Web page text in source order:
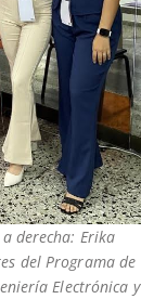
derecha: Erika
del Programa de
Electrónica y